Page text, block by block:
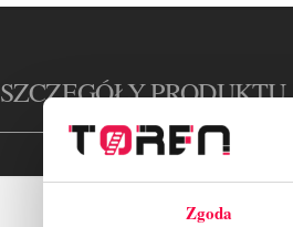
Zgoda
SZCZEGÓŁY PRODUKTU